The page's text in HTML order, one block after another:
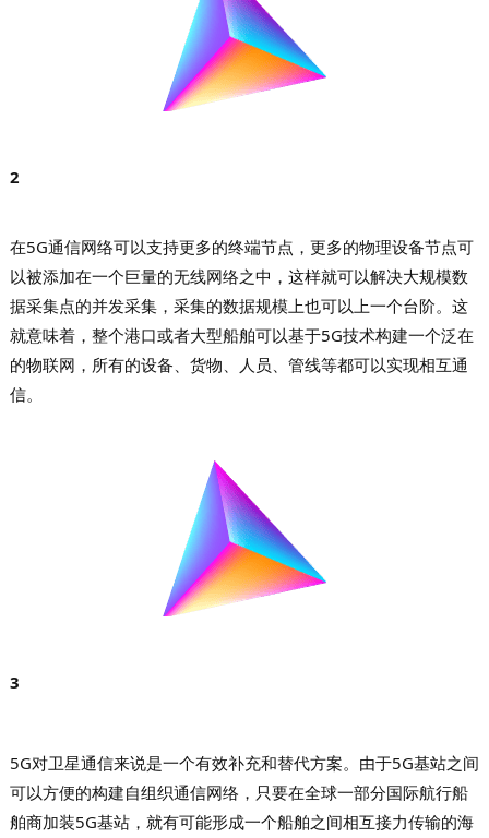
2
在5G通信网络可以支持更多的终端节点，更多的物理设备节点可
以被添加在一个巨量的无线网络之中，这样就可以解决大规模数
据采集点的并发采集，采集的数据规模上也可以上一个台阶。 这
就意味着，整个港口或者大型船舶可以基于5G技术构建一个泛在
的物联网，所有的设备、货物、人员、管线等都可以实现相互通
信。
3
5G对卫星通信来说是一个有效补充和替代方案。由于5G基站之间
可以方便的构建自组织通信网络，只要在全球一部分国际航行船
舶商加装5G基站，就有可能形成一个船舶之间相互接力传输的海